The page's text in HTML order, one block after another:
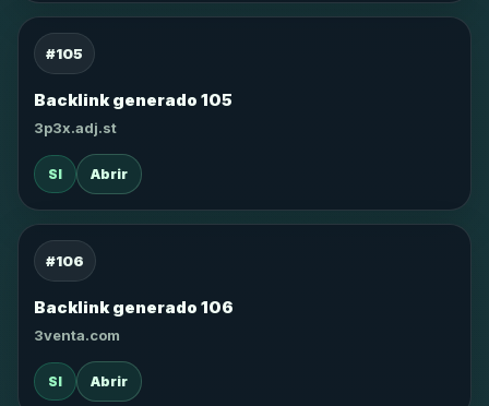
#105
Backlink generado 105
3p3x.adj.st
SI Abrir
#106
Backlink generado 106
3venta.com
SI Abrir